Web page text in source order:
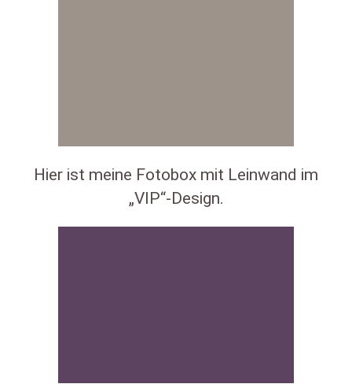
Hier ist meine Fotobox mit Leinwand im
„VIP“-Design.